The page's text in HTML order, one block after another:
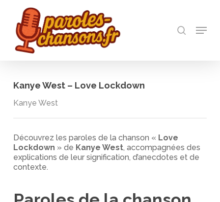
main
content
Menu
Kanye West – Love Lockdown
Kanye West
Découvrez les paroles de la chanson « Love
Lockdown » de Kanye West, accompagnées des
explications de leur signification, d’anecdotes et de
contexte.
Close